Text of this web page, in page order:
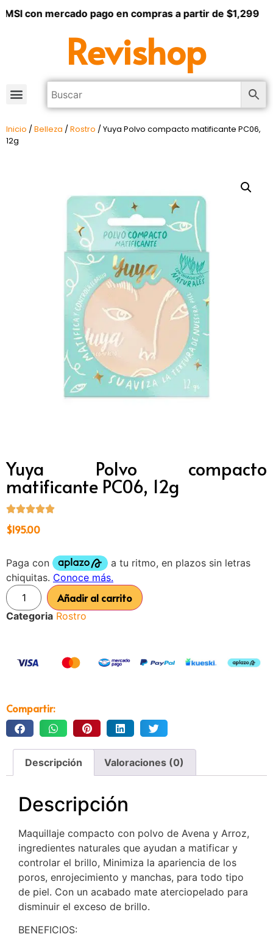
con mercado pago en compras a partir de $1,299
Revishop
Inicio / Belleza / Rostro / Yuya Polvo compacto matificante PC06,
12g
Yuya Polvo compacto
matificante PC06, 12g
$195.00
Añadir al carrito
Categoria Rostro
Compartir:
Descripción Valoraciones (0)
Descripción
Maquillaje compacto con polvo de Avena y Arroz,
ingredientes naturales que ayudan a matificar y
controlar el brillo, Minimiza la apariencia de los
poros, enrojecimiento y manchas, para todo tipo
de piel. Con un acabado mate aterciopelado para
disminuir el exceso de brillo.
BENEFICIOS: